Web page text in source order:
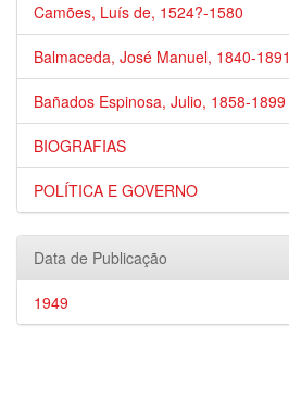
Camões, Luís de, 1524?-1580
Balmaceda, José Manuel, 1840-1891
Bañados Espinosa, Julio, 1858-1899
BIOGRAFIAS
POLÍTICA E GOVERNO
Data de Publicação
1949